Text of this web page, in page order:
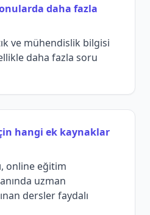
daha fazla
ve mühendislik bilgisi
daha fazla soru
hangi ek kaynaklar
online eğitim
uzman
dersler faydalı